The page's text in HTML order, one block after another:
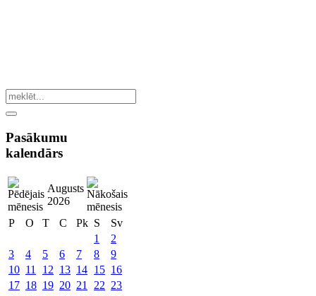
Pasākumu
kalendārs
Augusts
2026
P
O T C Pk S
Sv
1
2
3
4 5 6 7 8
9
10 11 12 13 14 15 16
17 18 19 20 21 22 23